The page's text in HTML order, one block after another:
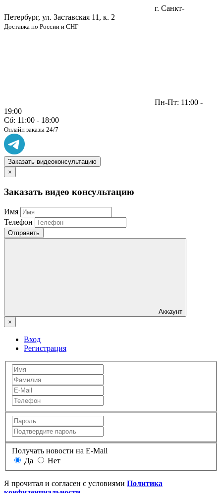
г. Санкт-
Петербург, ул. Заставская 11, к. 2
Доставка по России и СНГ
Пн-Пт: 11:00 -
19:00
Сб: 11:00 - 18:00
Онлайн заказы 24/7
Заказать видеоконсультацию
×
Заказать видео консультацию
Имя
Телефон
Отправить
Аккаунт
×
Вход
Регистрация
Получать новости на E-Mail
Да
Нет
Я прочитал и согласен с условиями Политика